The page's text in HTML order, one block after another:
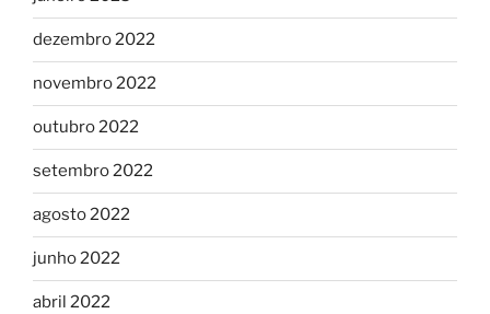
dezembro 2022
novembro 2022
outubro 2022
setembro 2022
agosto 2022
junho 2022
abril 2022